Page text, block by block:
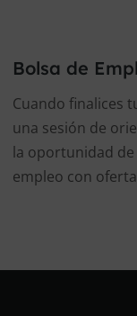
Bolsa de
Cuando finalices
una sesión de
la oportunidad
empleo con